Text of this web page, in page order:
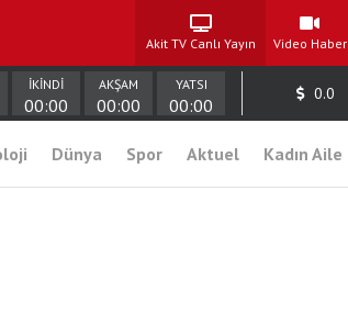
Akit TV Canlı Yayın Video Haber
İKİNDİ
00:00
AKŞAM
00:00
YATSI
00:00
0.0
Dünya Spor Aktuel Kadın Aile